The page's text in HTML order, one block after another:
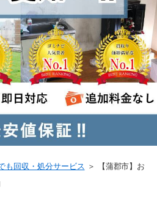
も回収・処分サービス ＞
【蒲郡市】お